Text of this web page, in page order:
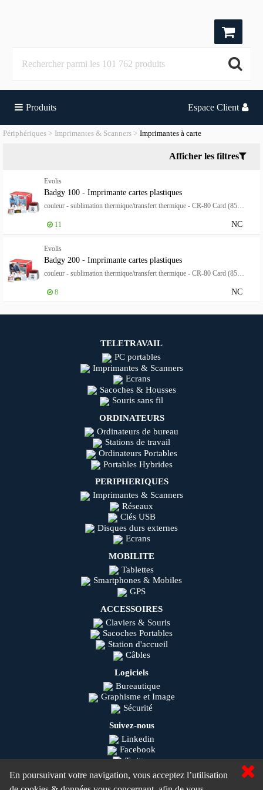
En poursuivant votre navigation, vous acceptez l’utilisation
Produits Espace Client
Périphériques Imprimantes & Scanners Imprimantes à carte
Afficher les filtres
Evolis
Badgy 100 - Imprimante cartes plastiques
NC
11
Evolis
Badgy 200 - Imprimante cartes plastiques
NC
8
TELETRAVAIL
PC portables
Imprimantes & Scanners
Ecrans
Sacoches & Housses
Souris sans fil
ORDINATEURS
Ordinateurs de bureau
Stations de travail
Ordinateurs Portables
Portables Hybrides
PERIPHERIQUES
Imprimantes & Scanners
Réseaux
Clés USB
Disques durs externes
Ecrans
MOBILITE
Tablettes
Smartphones & Mobiles
GPS
ACCESSOIRES
Claviers & Souris
Sacoches Portables
Station d'accueil
Câbles
Logiciels
Bureautique
Graphisme et Image
Sécurité
Suivez-nous
Linkedin
Facebook
Twitter
Instagram